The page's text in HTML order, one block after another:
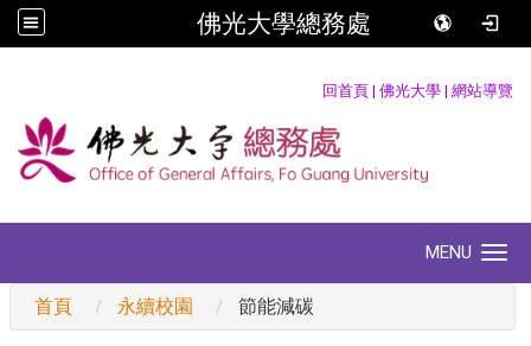
佛光大學總務處
回首頁 | 佛光大學 | 網站導覽
MENU
首頁 永續校園 節能減碳